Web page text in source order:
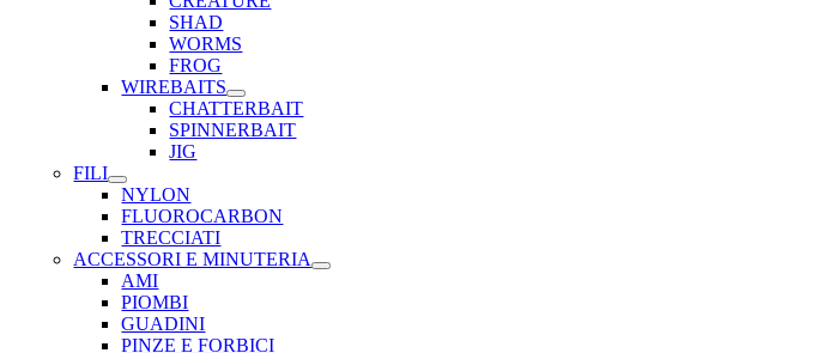
SHAD
WORMS
FROG
WIREBAITS
CHATTERBAIT
SPINNERBAIT
JIG
FILI
NYLON
FLUOROCARBON
TRECCIATI
ACCESSORI E MINUTERIA
AMI
PIOMBI
GUADINI
PINZE E FORBICI